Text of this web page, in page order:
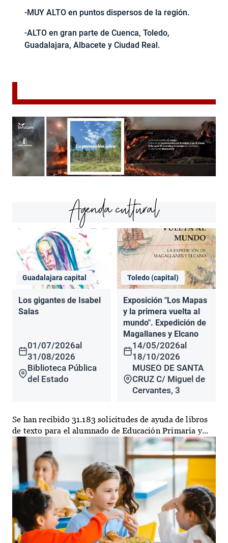
-MUY ALTO en puntos dispersos de la región.
-ALTO en gran parte de Cuenca, Toledo,
Guadalajara, Albacete y Ciudad Real.
Agenda cultural
Guadalajara capital
Los gigantes de Isabel
Salas
01/07/2026al
31/08/2026
Biblioteca Pública
del Estado
Toledo (capital)
Exposición "Los Mapas
y la primera vuelta al
mundo". Expedición de
Magallanes y Elcano
14/05/2026al
18/10/2026
MUSEO DE SANTA
CRUZ C/ Miguel de
Cervantes, 3
Se han recibido 31.183 solicitudes de ayuda de libros
de texto para el alumnado de Educación Primaria y...